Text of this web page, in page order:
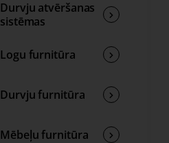
Durvju atvēršanas
sistēmas
Logu furnitūra
Durvju furnitūra
Mēbeļu furnitūra